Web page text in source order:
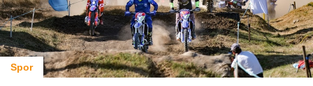
Spor